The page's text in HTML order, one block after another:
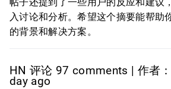
帖子还提到了一些用户的反应和建议
入讨论和分析。希望这个摘要能帮助
的背景和解决方案。
HN 评论 97 comments | 作者
day ago